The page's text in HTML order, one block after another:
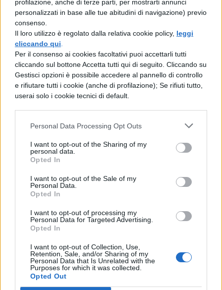
profilazione, anche di terze parti, per mostrarti annunci
personalizzati in base alle tue abitudini di navigazione) previo
consenso.
Il loro utilizzo è regolato dalla relativa cookie policy, leggi
cliccando qui
Per il consenso ai cookies facoltativi puoi accettarli tutti
cliccando sul bottone Accetta tutti qui di seguito. Cliccando su
Gestisci opzioni è possibile accedere al pannello di controllo
e rifiutare tutti i cookie (anche di profilazione); Se rifiuti tutto,
userai solo i cookie tecnici di default.
Personal Data Processing Opt Outs
I want to opt-out of the Sharing of my
personal data.
Opted In
I want to opt-out of the Sale of my
Personal Data.
Opted In
I want to opt-out of processing my
Personal Data for Targeted Advertising.
Opted In
I want to opt-out of Collection, Use,
Retention, Sale, and/or Sharing of my
Personal Data that Is Unrelated with the
Purposes for which it was collected.
Opted Out
secutaque vi sanguinis moribundas manus
in ispo volnere reliquit.
TI POTREBBE INTERESSARE
LETTERATURA LATINA
La Commedia di Plauto
LETTERATURA LATINA
Riassunto libro per